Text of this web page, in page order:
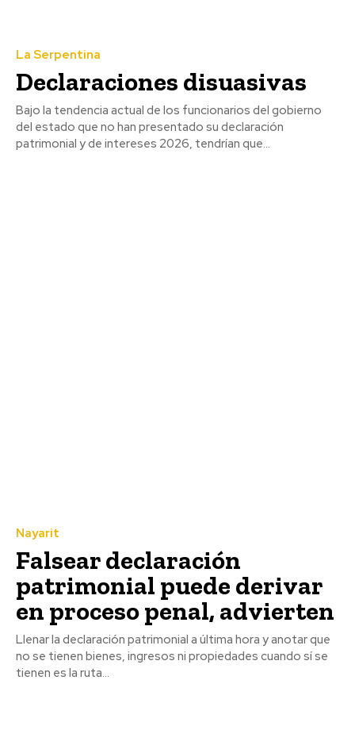
La Serpentina
Declaraciones disuasivas
Bajo la tendencia actual de los funcionarios del gobierno
del estado que no han presentado su declaración
patrimonial y de intereses 2026, tendrían que...
Nayarit
Falsear declaración
patrimonial puede derivar
en proceso penal, advierten
Llenar la declaración patrimonial a última hora y anotar que
no se tienen bienes, ingresos ni propiedades cuando sí se
tienen es la ruta...